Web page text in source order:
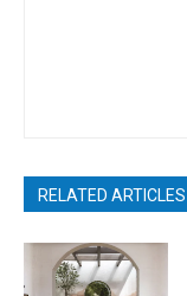
RELATED ARTICLES